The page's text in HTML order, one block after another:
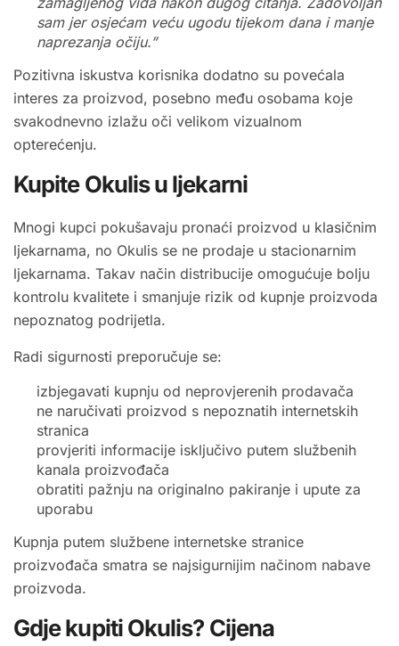
sam jer osjećam veću ugodu tijekom dana i manje
naprezanja očiju.”
Pozitivna iskustva korisnika dodatno su povećala
interes za proizvod, posebno među osobama koje
svakodnevno izlažu oči velikom vizualnom
opterećenju.
Kupite Okulis u ljekarni
Mnogi kupci pokušavaju pronaći proizvod u klasičnim
ljekarnama, no Okulis se ne prodaje u stacionarnim
ljekarnama. Takav način distribucije omogućuje bolju
kontrolu kvalitete i smanjuje rizik od kupnje proizvoda
nepoznatog podrijetla.
Radi sigurnosti preporučuje se:
izbjegavati kupnju od neprovjerenih prodavača
ne naručivati proizvod s nepoznatih internetskih
stranica
provjeriti informacije isključivo putem službenih
kanala proizvođača
obratiti pažnju na originalno pakiranje i upute za
uporabu
Kupnja putem službene internetske stranice
proizvođača smatra se najsigurnijim načinom nabave
proizvoda.
Gdje kupiti Okulis? Cijena